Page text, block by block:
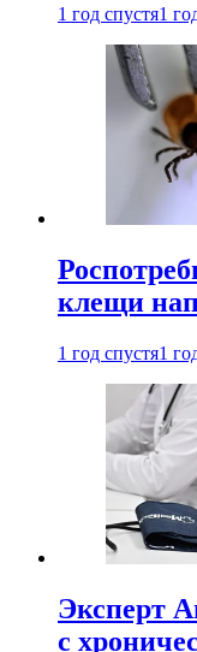
1 год спустя1
клещи
1 год спустя1
Эксперт
с